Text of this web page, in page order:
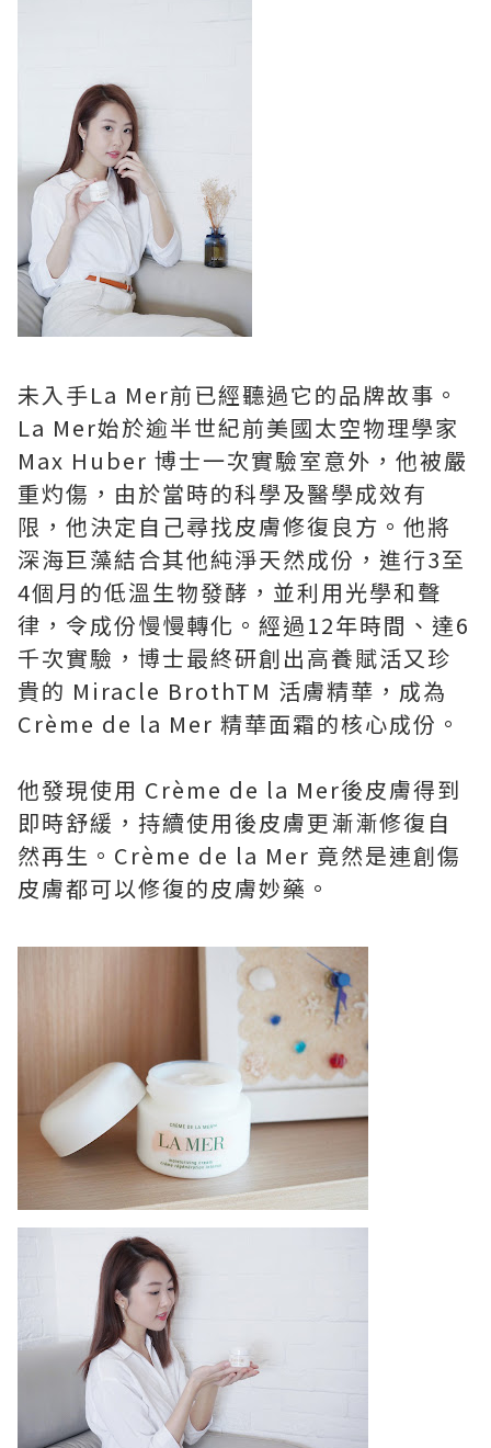
未入手La Mer前已經聽過它的品牌故事。
La Mer始於逾半世紀前美國太空物理學家
Max Huber 博士一次實驗室意外，他被嚴
重灼傷，由於當時的科學及醫學成效有
限，他決定自己尋找皮膚修復良方。他將
深海巨藻結合其他純淨天然成份，進行3至
4個月的低溫生物發酵，並利用光學和聲
律，令成份慢慢轉化。經過12年時間、達6
千次實驗，博士最終研創出高養賦活又珍
貴的 Miracle BrothTM 活膚精華，成為
Crème de la Mer 精華面霜的核心成份。
他發現使用 Crème de la Mer後皮膚得到
即時舒緩，持續使用後皮膚更漸漸修復自
然再生。Crème de la Mer 竟然是連創傷
皮膚都可以修復的皮膚妙藥。